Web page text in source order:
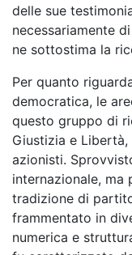
delle sue
necessariamente
ne sottostima la
Per quanto
democratica, le
questo gruppo di
Giustizia e
azionisti.
internazionale, ma
tradizione di
frammentato in
numerica e